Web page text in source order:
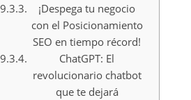
¡Despega tu negocio
con el Posicionamiento
SEO en tiempo récord!
ChatGPT: El
revolucionario chatbot
que te dejará